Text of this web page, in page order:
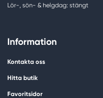
Lör-, sön- & helgdag: stängt
Information
Kontakta oss
Hitta butik
Favoritsidor